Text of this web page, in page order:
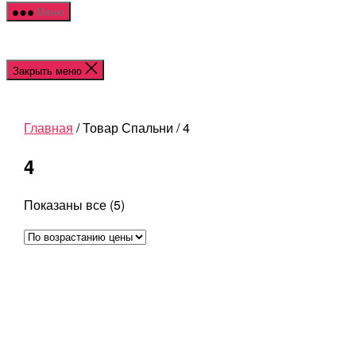
Меню
Закрыть меню
Главная / Товар Спальни / 4
4
Показаны все (5)
возрастанию